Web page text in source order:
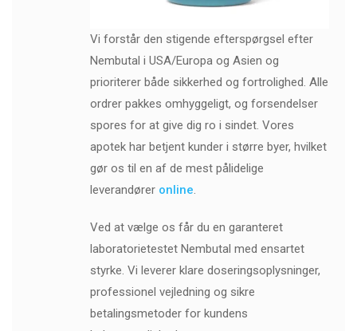
Vi forstår den stigende efterspørgsel efter
Nembutal i USA/Europa og Asien og
prioriterer både sikkerhed og fortrolighed. Alle
ordrer pakkes omhyggeligt, og forsendelser
spores for at give dig ro i sindet. Vores
apotek har betjent kunder i større byer, hvilket
gør os til en af ​​de mest pålidelige
leverandører online.
Ved at vælge os får du en garanteret
laboratorietestet Nembutal med ensartet
styrke. Vi leverer klare doseringsoplysninger,
professionel vejledning og sikre
betalingsmetoder for kundens